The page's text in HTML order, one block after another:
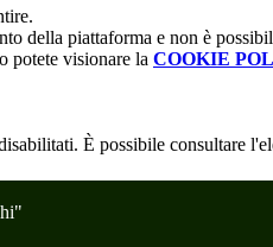
della piattaforma e non è
potete visionare la COOKIE
È possibile consultare